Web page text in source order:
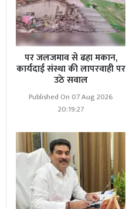
पर जलजमाव से ढहा मकान,
कार्यदाई संस्था की लापरवाही पर
उठे सवाल
Published On 07 Aug 2026
20:19:27